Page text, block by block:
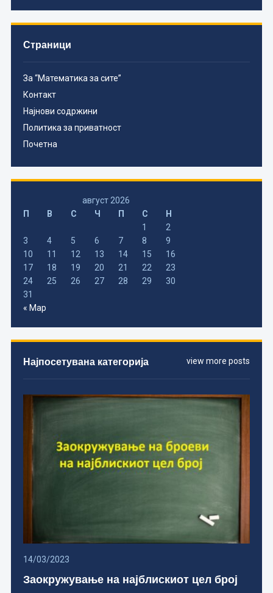
Страници
За “Математика за сите”
Контакт
Најнови содржини
Политика за приватност
Почетна
август 2026
П
В С Ч П С
Н
1
2
3
4 5 6 7 8
9
10
11 12 13 14 15
16
17
18 19 20 21 22
23
24
25 26 27 28 29
30
31
« Мар
view more posts
Најпосетувана категорија
14/03/2023
Заокружување на најблискиот цел број